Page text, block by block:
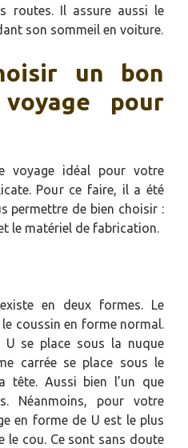
routes. Il assure aussi le
son sommeil en voiture.
un bon
pour
voyage idéal pour votre
Pour ce faire, il a été
permettre de bien choisir :
le matériel de fabrication.
en deux formes. Le
coussin en forme normal.
se place sous la nuque
carrée se place sous le
tête. Aussi bien l’un que
Néanmoins, pour votre
en forme de U est le plus
le cou. Ce sont sans doute